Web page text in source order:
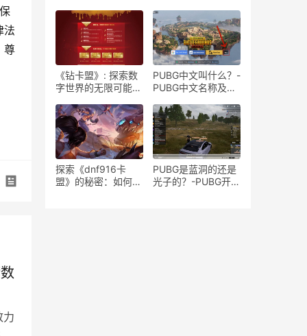
法
尊
力
与用户评价探究
《钻卡盟》: 探索数
字世界的无限可能-
的功能与服务
PUBG中文叫什么？-
PUBG中文名称及游
探索《dnf916卡
盟》的秘密：如何成
PUBG是蓝洞的还是
光子的？-PUBG开发